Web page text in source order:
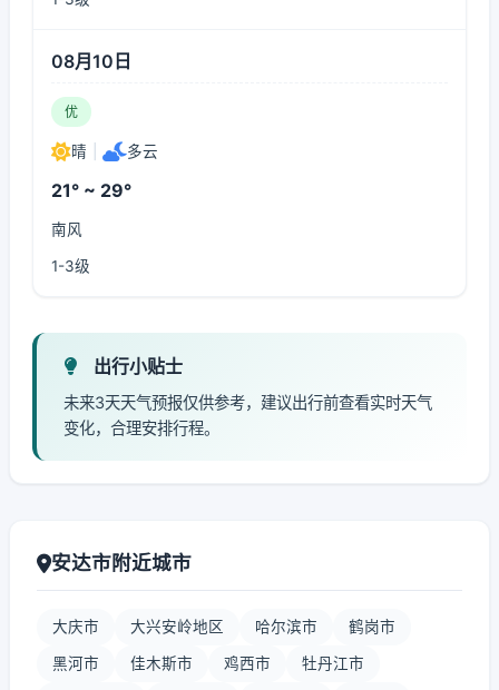
08月10日
优
晴 多云
21° ~ 29°
南风
1-3级
出行小贴士
未来3天天气预报仅供参考，建议出行前查看实时天气
变化，合理安排行程。
安达市附近城市
大庆市 大兴安岭地区 哈尔滨市 鹤岗市
黑河市 佳木斯市 鸡西市 牡丹江市